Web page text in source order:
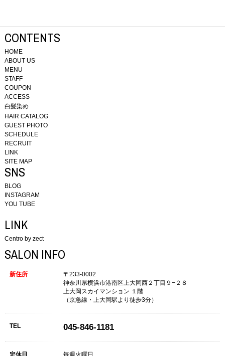
CONTENTS
HOME
ABOUT US
MENU
STAFF
COUPON
ACCESS
白髪染め
HAIR CATALOG
GUEST PHOTO
SCHEDULE
RECRUIT
LINK
SITE MAP
SNS
BLOG
INSTAGRAM
YOU TUBE
LINK
Centro by zect
SALON INFO
新住所
〒233-0002
神奈川県横浜市港南区上大岡西２丁目９−２８
上大岡スカイマンション １階
（京急線・上大岡駅より徒歩3分）
TEL 045-846-1181
定休日 毎週火曜日